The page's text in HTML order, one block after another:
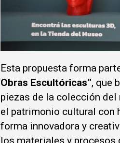
Esta propuesta forma
Obras Escultóricas”, que
piezas de la colección del
el patrimonio cultural con
forma innovadora y
los materiales y procesos